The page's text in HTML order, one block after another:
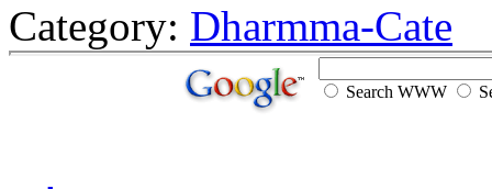
Category: Dharmma-Cate
Search WWW